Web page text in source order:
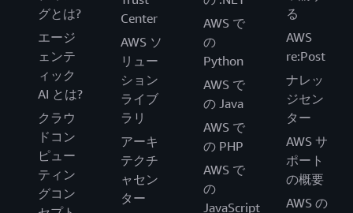
グとは?
エージ
ェンテ
ィック
AI とは?
クラウ
ドコン
ピュー
ティン
グコン
Center
AWS ソ
リュー
ション
ライブ
ラリ
アーキ
テクチ
ャセン
ター
AWS で
の
Python
AWS で
の Java
AWS で
の PHP
AWS で
の
JavaScript
る
AWS
re:Post
ナレッ
ジセン
ター
AWS サ
ポート
の概要
AWS の